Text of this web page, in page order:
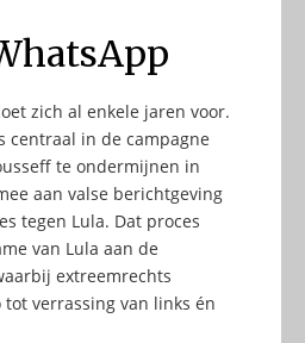
zich al enkele jaren voor.
centraal in de campagne
te ondermijnen in
aan valse berichtgeving
tegen Lula. Dat proces
van Lula aan de
extreemrechts
verrassing van links én